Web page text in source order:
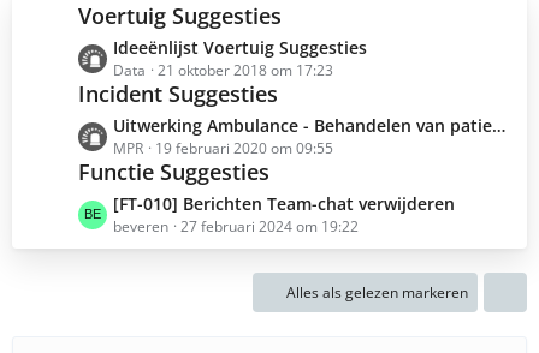
Voertuig Suggesties
L
e
z
t
e
e
Ideeënlijst Voertuig Suggesties
Data 21 oktober 2018 om 17:23
Incident Suggesties
L
e
t
z
t
e
Uitwerking Ambulance - Behandelen van patienten
MPR 19 februari 2020 om 09:55
Functie Suggesties
L
e
t
[FT-010] Berichten Team-chat verwijderen
beveren 27 februari 2024 om 19:22
Alles als gelezen markeren